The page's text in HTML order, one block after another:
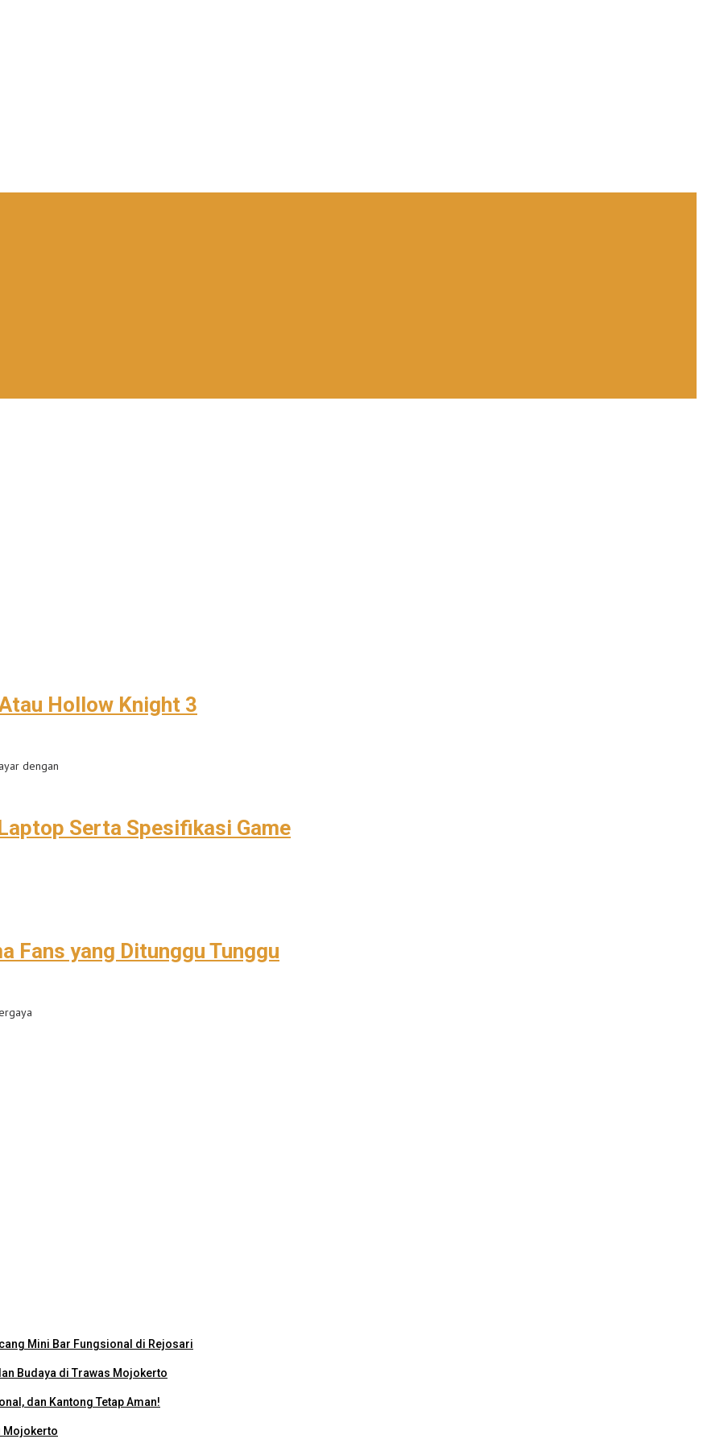
Hollow Knight 3
dengan
Serta Spesifikasi Game
Fans yang Ditunggu Tunggu
Mini Bar Fungsional di Rejosari
Budaya di Trawas Mojokerto
dan Kantong Tetap Aman!
Mojokerto